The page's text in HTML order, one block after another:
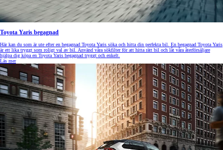
Toyota Yaris begagnad
Här kan du som är ute efter en begagnad Toyota Yaris söka och hitta din perfekta bil. En begagnad Toyota Yaris
är ett lika tryggt som roligt val av bil. Använd våra sökfilter för att hitta rätt bil och låt våra återförsäljare
hjälpa dig köpa en Toyota Yaris begagnad tryggt och enkelt.
Läs mer